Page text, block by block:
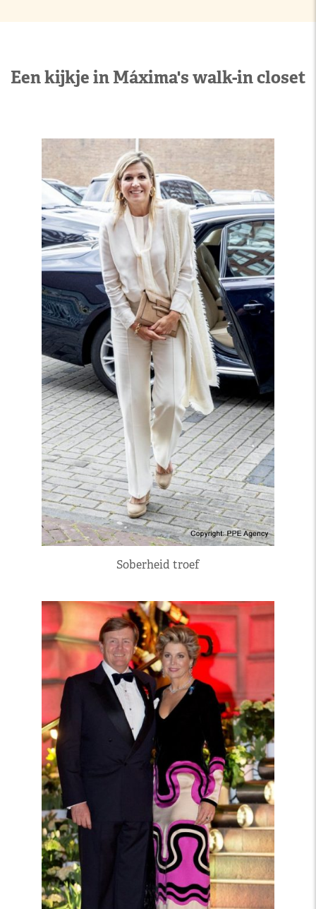
Een kijkje in Máxima's walk-in closet
Soberheid troef